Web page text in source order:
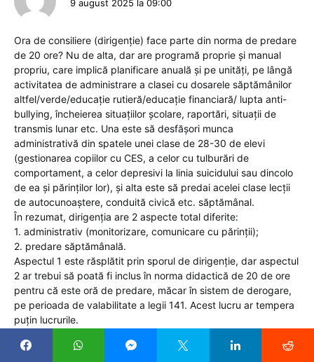
9 august 2025 la 09:00
Ora de consiliere (dirigenție) face parte din norma de predare
de 20 ore? Nu de alta, dar are programă proprie și manual
propriu, care implică planificare anuală și pe unități, pe lângă
activitatea de administrare a clasei cu dosarele săptămânilor
altfel/verde/educație rutieră/educație financiară/ lupta anti-
bullying, încheierea situațiilor școlare, raportări, situații de
transmis lunar etc. Una este să desfășori munca
administrativă din spatele unei clase de 28-30 de elevi
(gestionarea copiilor cu CES, a celor cu tulburări de
comportament, a celor depresivi la linia suicidului sau dincolo
de ea și părinților lor), și alta este să predai acelei clase lecții
de autocunoaștere, conduită civică etc. săptămânal.
În rezumat, dirigenția are 2 aspecte total diferite:
1. administrativ (monitorizare, comunicare cu părinții);
2. predare săptămânală.
Aspectul 1 este răsplătit prin sporul de dirigenție, dar aspectul
2 ar trebui să poată fi inclus în norma didactică de 20 de ore
pentru că este oră de predare, măcar în sistem de derogare,
pe perioada de valabilitate a legii 141. Acest lucru ar tempera
puțin lucrurile.